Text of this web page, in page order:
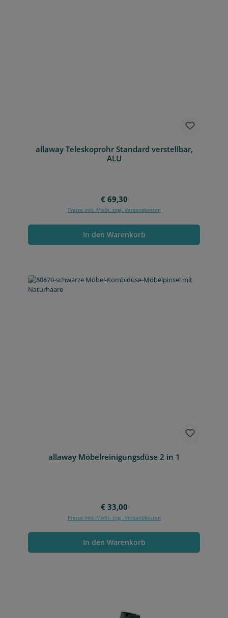
allaway Teleskoprohr Standard verstellbar,
ALU
Regulärer Preis:
€ 69,30
Preise inkl. MwSt. zzgl. Versandkosten
In den Warenkorb
allaway Möbelreinigungsdüse 2 in 1
Regulärer Preis:
€ 33,00
Preise inkl. MwSt. zzgl. Versandkosten
In den Warenkorb